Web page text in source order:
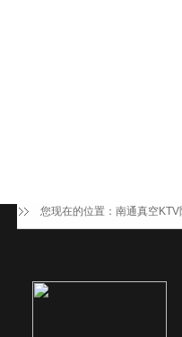
您现在的位置： 南通真空